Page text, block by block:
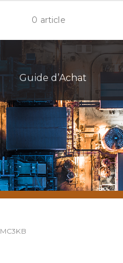
0 article
Guide d’Achat
MC3KB